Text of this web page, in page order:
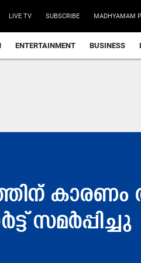
LIVE TV SUBSCRIBE MADHYAMAM
ENTERTAINMENT BUSINESS
സമർപ്പിച്ചു